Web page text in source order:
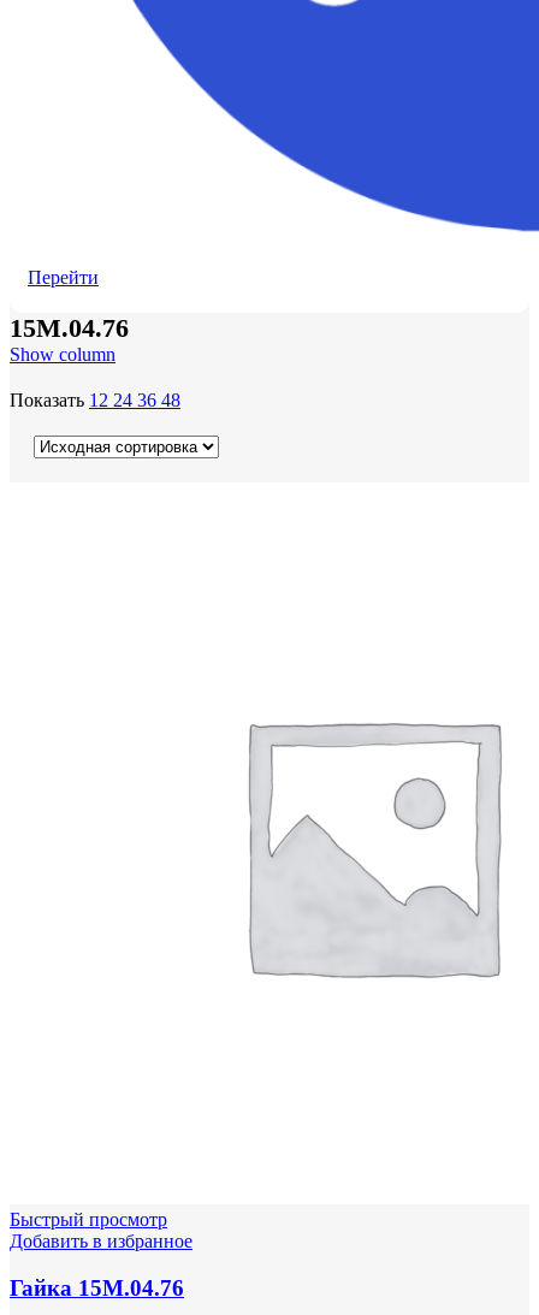
Перейти
15M.04.76
Show column
Показать 12 24 36 48
Быстрый просмотр
Добавить в избранное
Гайка 15M.04.76